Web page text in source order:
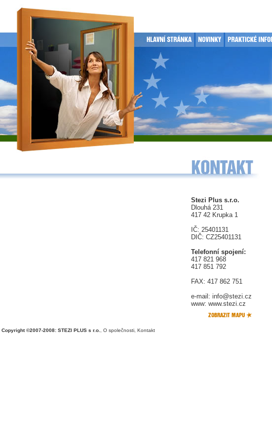
Stezi Plus s.r.o.
Dlouhá 231
417 42 Krupka 1
IČ: 25401131
DIČ: CZ25401131
Telefonní spojení:
417 821 968
417 851 792
FAX: 417 862 751
e-mail: info@stezi.cz
www: www.stezi.cz
Copyright ©2007-2008: STEZI PLUS s r.o. O společnosti Kontakt